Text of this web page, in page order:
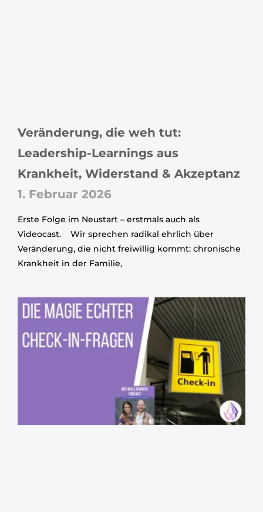
Veränderung, die weh tut:
Leadership-Learnings aus
Krankheit, Widerstand & Akzeptanz
1. Februar 2026
Erste Folge im Neustart – erstmals auch als
Videocast. Wir sprechen radikal ehrlich über
Veränderung, die nicht freiwillig kommt: chronische
Krankheit in der Familie,